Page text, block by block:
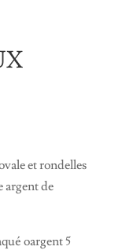
et rondelles
argent de
oargent 5